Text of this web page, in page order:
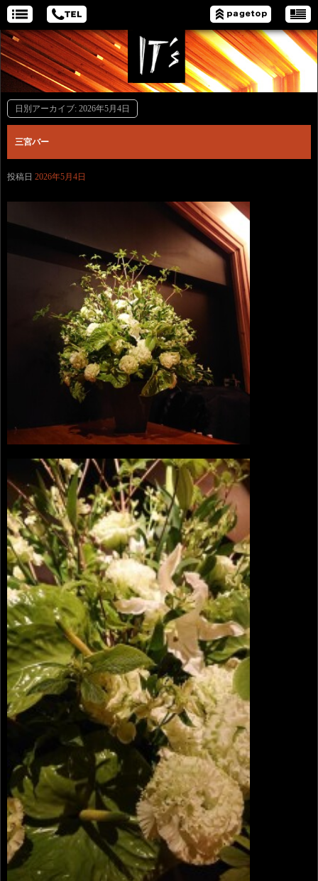
日別アーカイブ: 2026年5月4日
三宮バー
投稿日 2026年5月4日